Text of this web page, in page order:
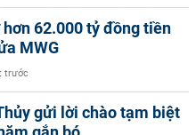
62.000 tỷ đồng tiền
MWG
trước
gửi lời chào tạm biệt